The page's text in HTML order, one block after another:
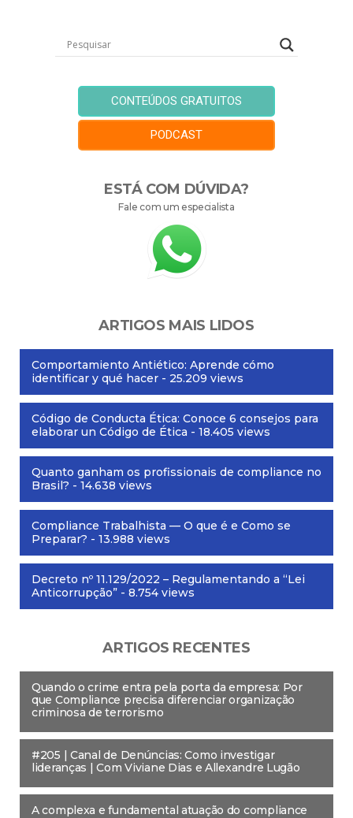
CONTEÚDOS GRATUITOS
PODCAST
ESTÁ COM DÚVIDA?
Fale com um especialista
ARTIGOS MAIS LIDOS
Comportamiento Antiético: Aprende cómo
identificar y qué hacer - 25.209 views
Código de Conducta Ética: Conoce 6 consejos para
elaborar un Código de Ética - 18.405 views
Quanto ganham os profissionais de compliance no
Brasil? - 14.638 views
Compliance Trabalhista — O que é e Como se
Preparar? - 13.988 views
Decreto nº 11.129/2022 – Regulamentando a “Lei
Anticorrupção” - 8.754 views
ARTIGOS RECENTES
Quando o crime entra pela porta da empresa: Por
que Compliance precisa diferenciar organização
criminosa de terrorismo
#205 | Canal de Denúncias: Como investigar
lideranças | Com Viviane Dias e Allexandre Lugão
A complexa e fundamental atuação do compliance